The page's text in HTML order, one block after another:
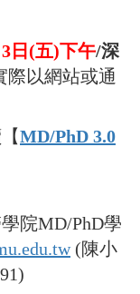
日(五)下午/深
際以網站或通
MD/PhD 3.0
院MD/PhD學
(陳小